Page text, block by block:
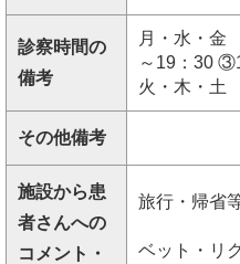
診察時間の
備考
月・水・
～19：30
火・木・
その他備考
施設から患
者さんへの
コメント・
旅行・帰省
ベット・リ